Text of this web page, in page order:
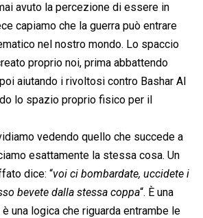
avuto la percezione di essere in
capiamo che la guerra può entrare
nel nostro mondo. Lo spaccio
proprio noi, prima abbattendo
aiutando i rivoltosi contro Bashar Al
lo spazio proprio fisico per il
vedendo quello che succede a
esattamente la stessa cosa. Un
dice: “voi ci bombardate, uccidete i
bevete dalla stessa coppa“. È una
una logica che riguarda entrambe le